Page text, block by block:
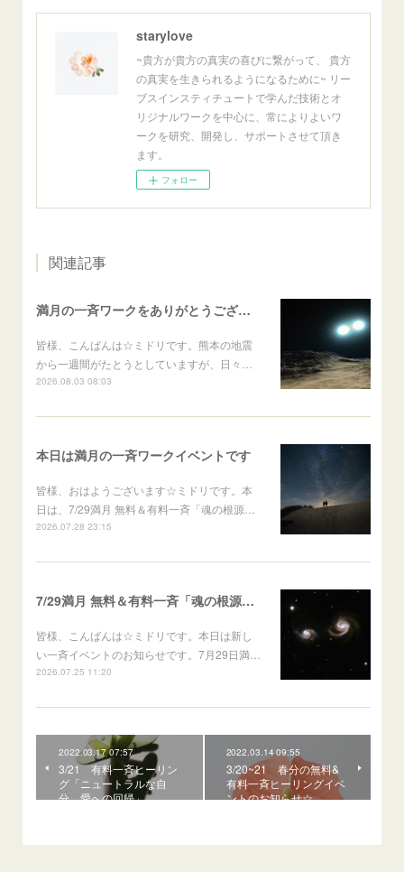
starylove
~貴方が貴方の真実の喜びに繋がって、 貴方
の真実を生きられるようになるために~ リー
ブスインスティチュートで学んだ技術とオ
リジナルワークを中心に、常によりよいワ
ークを研究、開発し、サポートさせて頂き
ます。
フォロー
関連記事
満月の一斉ワークをありがとうございました♡
皆様、こんばんは☆ミドリです。熊本の地震
から一週間がたとうとしていますが、日々…
2026.08.03 08:03
本日は満月の一斉ワークイベントです
皆様、おはようございます☆ミドリです。本
日は、7/29満月 無料＆有料一斉「魂の根源…
2026.07.28 23:15
7/29満月 無料＆有料一斉「魂の根源的伴侶の顕現～アセンションパートナーシップ・イニシエーション～」
皆様、こんばんは☆ミドリです。本日は新し
い一斉イベントのお知らせです。7月29日満…
2026.07.25 11:20
2022.03.17 07:57
3/21 有料一斉ヒーリン
グ「ニュートラルな自
分、愛への回帰」
2022.03.14 09:55
3/20~21 春分の無料&
有料一斉ヒーリングイベ
ントのお知らせ☆